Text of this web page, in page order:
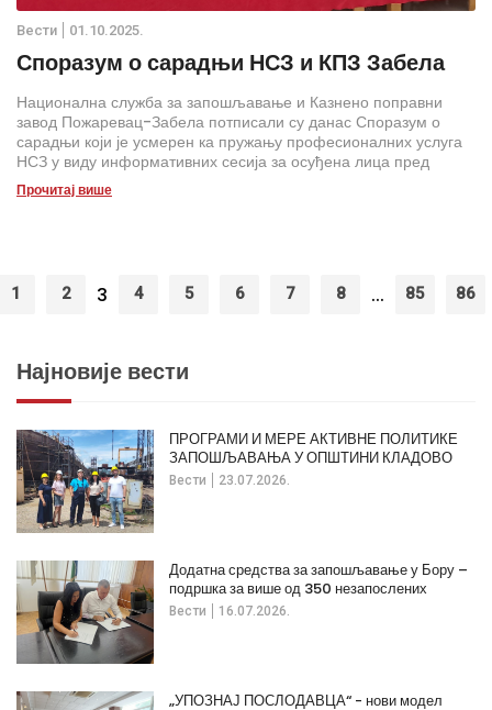
Вести 01.10.2025.
Споразум о сарадњи НСЗ и КПЗ Забела
Национална служба за запошљавање и Казнено поправни
завод Пожаревац-Забела потписали су данас Споразум о
сарадњи који је усмерен ка пружању професионалних услуга
НСЗ у виду информативних сесија за осуђена лица пред
истеком затворске казне.
Прочитај више
1 2 3 4 5 6 7 8 ... 85 86
Најновије вести
Вести 23.07.2026.
ПРОГРАМИ И МЕРЕ АКТИВНЕ ПОЛИТИКЕ
ЗАПОШЉАВАЊА У ОПШТИНИ КЛАДОВО
Вести 16.07.2026.
Додатна средства за запошљавање у Бору –
подршка за више од 350 незапослених
„УПОЗНАЈ ПОСЛОДАВЦА“ - нови модел